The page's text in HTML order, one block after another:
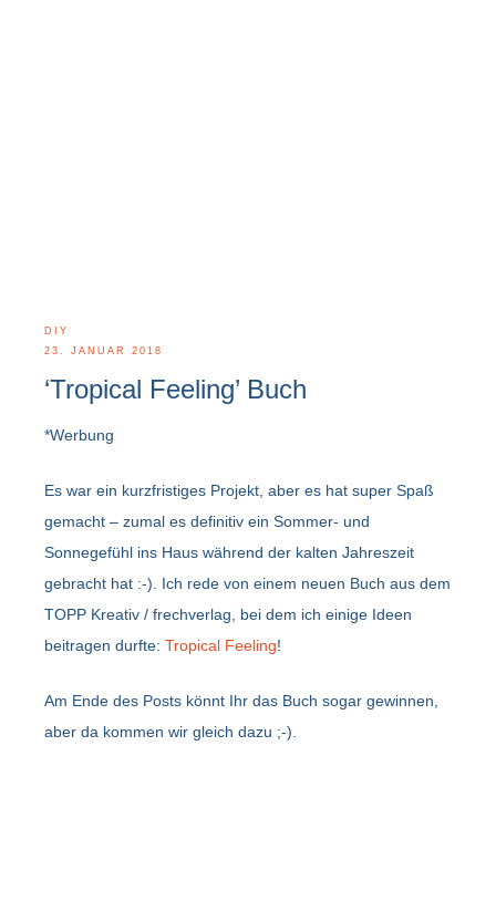
DIY
23. JANUAR 2018
‘Tropical Feeling’ Buch
*Werbung
Es war ein kurzfristiges Projekt, aber es hat super Spaß
gemacht – zumal es definitiv ein Sommer- und
Sonnegefühl ins Haus während der kalten Jahreszeit
gebracht hat :-). Ich rede von einem neuen Buch aus dem
TOPP Kreativ / frechverlag, bei dem ich einige Ideen
beitragen durfte: Tropical Feeling!
Am Ende des Posts könnt Ihr das Buch sogar gewinnen,
aber da kommen wir gleich dazu ;-).